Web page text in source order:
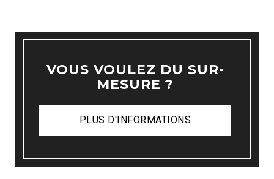
VOUS VOULEZ DU SUR-
MESURE ?
PLUS D'INFORMATIONS